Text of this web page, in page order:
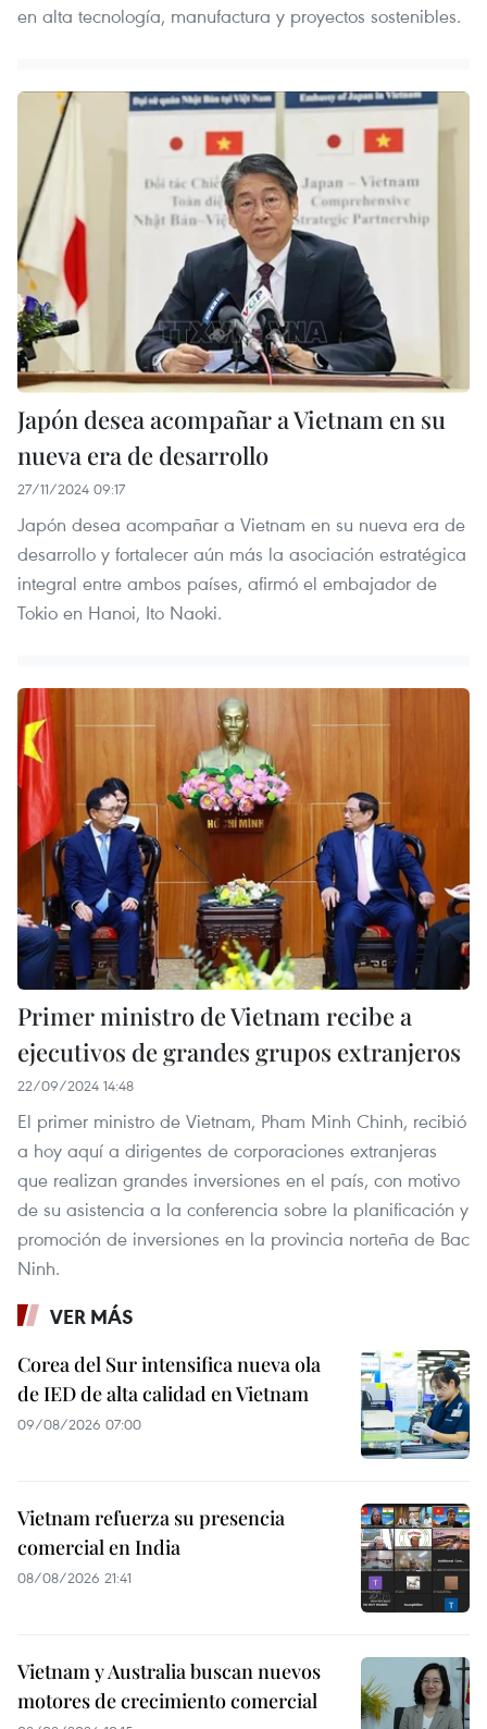
en alta tecnología, manufactura y proyectos sostenibles.
Japón desea acompañar a Vietnam en su
nueva era de desarrollo
27/11/2024 09:17
Japón desea acompañar a Vietnam en su nueva era de
desarrollo y fortalecer aún más la asociación estratégica
integral entre ambos países, afirmó el embajador de
Tokio en Hanoi, Ito Naoki.
Primer ministro de Vietnam recibe a
ejecutivos de grandes grupos extranjeros
22/09/2024 14:48
El primer ministro de Vietnam, Pham Minh Chinh, recibió
a hoy aquí a dirigentes de corporaciones extranjeras
que realizan grandes inversiones en el país, con motivo
de su asistencia a la conferencia sobre la planificación y
promoción de inversiones en la provincia norteña de Bac
Ninh.
VER MÁS
Corea del Sur intensifica nueva ola
de IED de alta calidad en Vietnam
09/08/2026 07:00
Vietnam refuerza su presencia
comercial en India
08/08/2026 21:41
Vietnam y Australia buscan nuevos
motores de crecimiento comercial